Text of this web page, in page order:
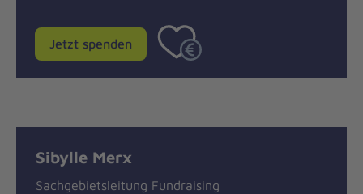
Jetzt spenden
Sibylle Merx
Sachgebietsleitung Fundraising